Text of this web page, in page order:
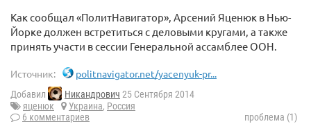
Как сообщал «ПолитНавигатор», Арсений Яценюк в Нью-
Йорке должен встретиться с деловыми кругами, а также
принять участи в сессии Генеральной ассамблее ООН.
Источник: politnavigator.net/yacenyuk-pr...
Добавил Никандрович 25 Сентября 2014
яценюк
Украина, Россия
6 комментариев
проблема (1)